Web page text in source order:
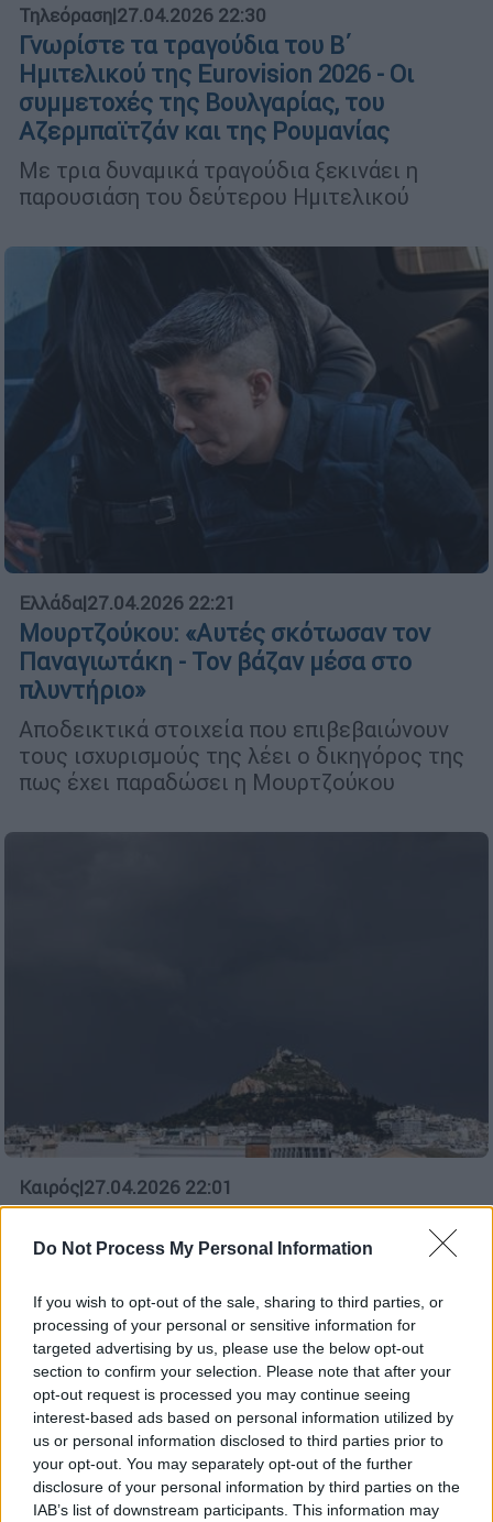
Do Not Process My Personal Information
If you wish to opt-out of the sale, sharing to third parties, or
processing of your personal or sensitive information for
targeted advertising by us, please use the below opt-out
section to confirm your selection. Please note that after your
opt-out request is processed you may continue seeing
interest-based ads based on personal information utilized by
us or personal information disclosed to third parties prior to
your opt-out. You may separately opt-out of the further
disclosure of your personal information by third parties on the
IAB’s list of downstream participants. This information may
Τηλεόραση|27.04.2026 22:30
Γνωρίστε τα τραγούδια του Β΄
Ημιτελικού της Eurovision 2026 - Οι
συμμετοχές της Βουλγαρίας, του
Αζερμπαϊτζάν και της Ρουμανίας
Με τρια δυναμικά τραγούδια ξεκινάει η
παρουσιάση του δεύτερου Ημιτελικού
Ελλάδα|27.04.2026 22:21
Μουρτζούκου: «Αυτές σκότωσαν τον
Παναγιωτάκη - Τον βάζαν μέσα στο
πλυντήριο»
Αποδεικτικά στοιχεία που επιβεβαιώνουν
τους ισχυρισμούς της λέει ο δικηγόρος της
πως έχει παραδώσει η Μουρτζούκου
Καιρός|27.04.2026 22:01
Επιβεβαιώνεται η ψυχρή εισβολή την
Πρωτομαγιά - Ισχυροί άνεμοι και
Τι αναφέρει σε ανάρτησή του ο
μετεωρολόγος